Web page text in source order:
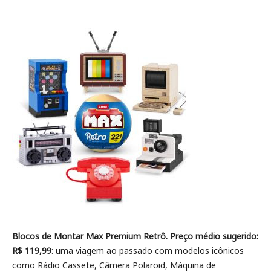
Blocos de Montar Max Premium Retrô. Preço médio sugerido:
R$ 119,99: uma viagem ao passado com modelos icônicos
como Rádio Cassete, Câmera Polaroid, Máquina de